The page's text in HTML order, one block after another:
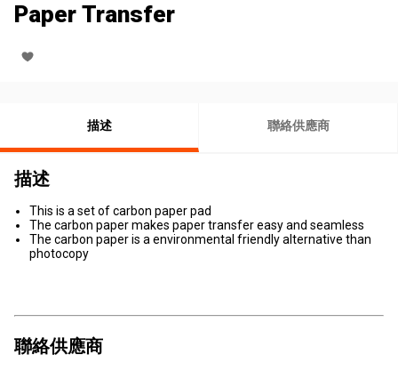
Paper Transfer
描述 聯絡供應商
描述
This is a set of carbon paper pad
The carbon paper makes paper transfer easy and seamless
The carbon paper is a environmental friendly alternative than
photocopy
聯絡供應商